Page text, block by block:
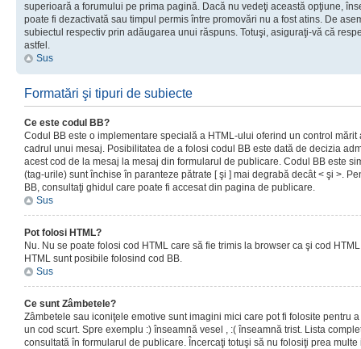
superioară a forumului pe prima pagină. Dacă nu vedeţi această opţiune,
poate fi dezactivată sau timpul permis între promovări nu a fost atins. De
subiectul respectiv prin adăugarea unui răspuns. Totuşi, asiguraţi-vă că
astfel.
Sus
Formatări şi tipuri de subiecte
Ce este codul BB?
Codul BB este o implementare specială a HTML-ului oferind un control
cadrul unui mesaj. Posibilitatea de a folosi codul BB este dată de decizia
acest cod de la mesaj la mesaj din formularul de publicare. Codul BB este
(tag-urile) sunt închise în paranteze pătrate [ şi ] mai degrabă decât < şi >.
BB, consultaţi ghidul care poate fi accesat din pagina de publicare.
Sus
Pot folosi HTML?
Nu. Nu se poate folosi cod HTML care să fie trimis la browser ca şi cod
HTML sunt posibile folosind cod BB.
Sus
Ce sunt Zâmbetele?
Zâmbetele sau iconiţele emotive sunt imagini mici care pot fi folosite pentru
un cod scurt. Spre exemplu :) înseamnă vesel , :( înseamnă trist. Lista
consultată în formularul de publicare. Încercaţi totuşi să nu folosiţi prea